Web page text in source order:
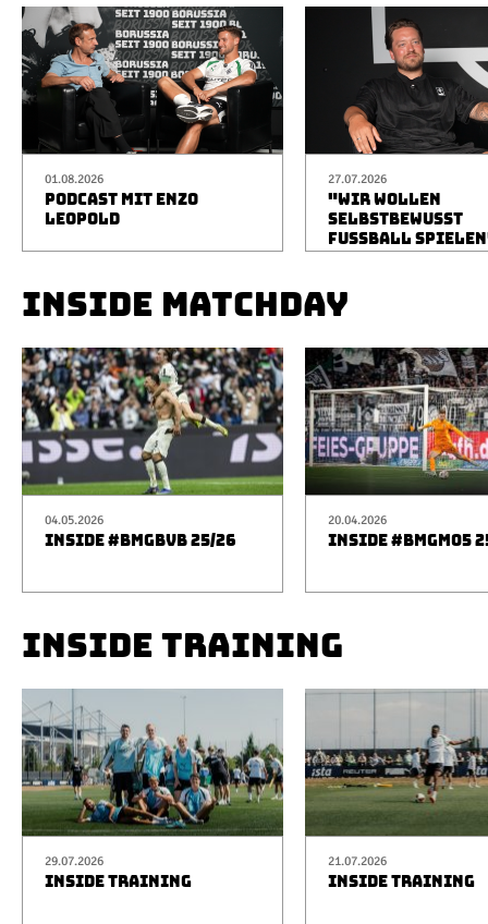
01.08.2026
PODCAST MIT ENZO
LEOPOLD
27.07.2026
"WIR WOLLEN
SELBSTBEWUSST
FUSSBALL
INSIDE MATCHDAY
04.05.2026
INSIDE #BMGBVB 25/26
20.04.2026
INSIDE #BMGM05
INSIDE TRAINING
29.07.2026
INSIDE TRAINING
21.07.2026
INSIDE TRAINING